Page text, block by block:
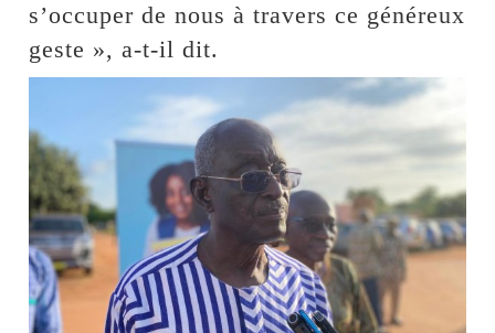
s’occuper de nous à travers ce généreux
geste », a-t-il dit.